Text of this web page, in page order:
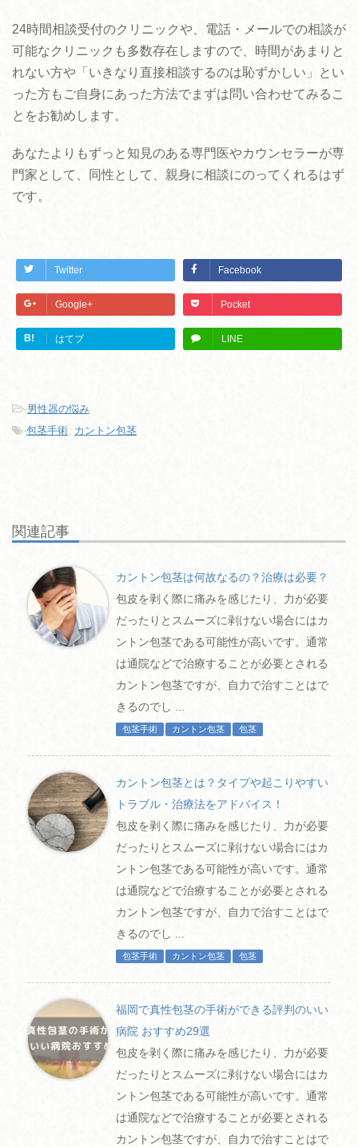
24時間相談受付のクリニックや、電話・メールでの相談が
可能なクリニックも多数存在しますので、時間があまりと
れない方や「いきなり直接相談するのは恥ずかしい」とい
った方もご自身にあった方法でまずは問い合わせてみるこ
とをお勧めします。
あなたよりもずっと知見のある専門医やカウンセラーが専
門家として、同性として、親身に相談にのってくれるはず
です。
Twitter Facebook
Google+ Pocket
B! はてブ LINE
-男性器の悩み
-包茎手術, カントン包茎
関連記事
カントン包茎は何故なるの？治療は必要？
包皮を剥く際に痛みを感じたり、力が必要
だったりとスムーズに剥けない場合にはカ
ントン包茎である可能性が高いです。通常
は通院などで治療することが必要とされる
カントン包茎ですが、自力で治すことはで
きるのでし ...
包茎手術 カントン包茎 包茎
カントン包茎とは？タイプや起こりやすい
トラブル・治療法をアドバイス！
包皮を剥く際に痛みを感じたり、力が必要
だったりとスムーズに剥けない場合にはカ
ントン包茎である可能性が高いです。通常
は通院などで治療することが必要とされる
カントン包茎ですが、自力で治すことはで
きるのでし ...
包茎手術 カントン包茎 包茎
福岡で真性包茎の手術ができる評判のいい
病院 おすすめ29選
包皮を剥く際に痛みを感じたり、力が必要
だったりとスムーズに剥けない場合にはカ
ントン包茎である可能性が高いです。通常
は通院などで治療することが必要とされる
カントン包茎ですが、自力で治すことはで